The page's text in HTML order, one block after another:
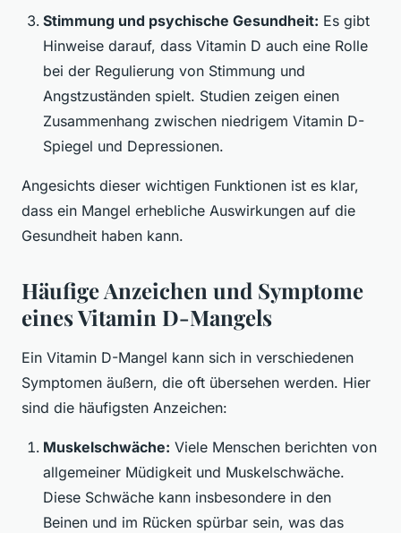
Stimmung und psychische Gesundheit: Es gibt
Hinweise darauf, dass Vitamin D auch eine Rolle
bei der Regulierung von Stimmung und
Angstzuständen spielt. Studien zeigen einen
Zusammenhang zwischen niedrigem Vitamin D-
Spiegel und Depressionen.
Angesichts dieser wichtigen Funktionen ist es klar,
dass ein Mangel erhebliche Auswirkungen auf die
Gesundheit haben kann.
Häufige Anzeichen und Symptome
eines Vitamin D-Mangels
Ein Vitamin D-Mangel kann sich in verschiedenen
Symptomen äußern, die oft übersehen werden. Hier
sind die häufigsten Anzeichen:
Muskelschwäche: Viele Menschen berichten von
allgemeiner Müdigkeit und Muskelschwäche.
Diese Schwäche kann insbesondere in den
Beinen und im Rücken spürbar sein, was das